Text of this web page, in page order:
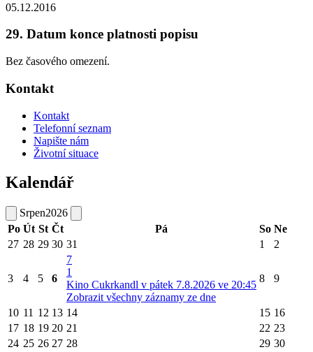
05.12.2016
29. Datum konce platnosti popisu
Bez časového omezení.
Kontakt
Kontakt
Telefonní seznam
Napište nám
Životní situace
Kalendář
Srpen2026
Po Út St Čt Pá So Ne
27 28 29 30 31 1 2
3 4 5 6
7
1
Kino Cukrkandl v pátek 7.8.2026 ve 20:45
Zobrazit všechny záznamy ze dne
8 9
10 11 12 13 14 15 16
17 18 19 20 21 22 23
24 25 26 27 28 29 30